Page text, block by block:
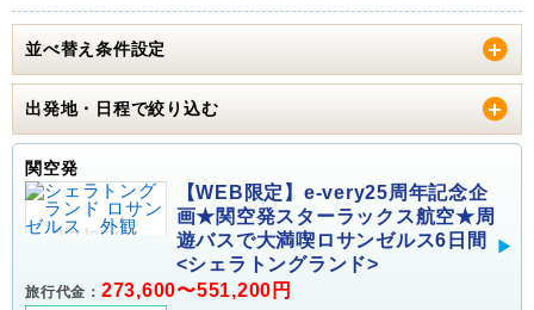
並べ替え条件設定
出発地・日程で絞り込む
関空発
【WEB限定】e-very25周年記念企
画★関空発スターラックス航空★周
遊バスで大満喫ロサンゼルス6日間
<シェラトングランド>
旅行代金： 273,600〜551,200円